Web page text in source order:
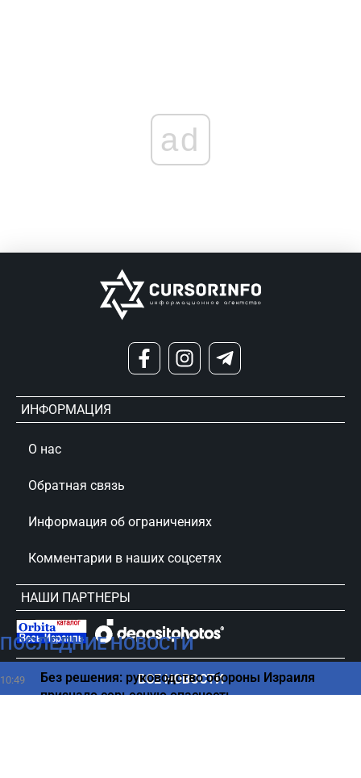
ПОСЛЕДНИЕ НОВОСТИ
10:49
Без решения: руководство обороны Израиля
признало серьезную опасность
ВСЕ НОВОСТИ
ad
ИНФОРМАЦИЯ
О нас
Обратная связь
Информация об ограничениях
Комментарии в наших соцсетях
НАШИ ПАРТНЕРЫ
сursorinfo.co.il © Все права защищены